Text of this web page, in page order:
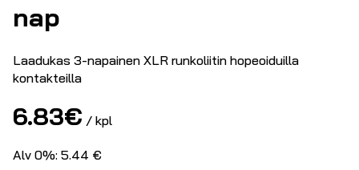
nap
Laadukas 3-napainen XLR runkoliitin hopeoiduilla
kontakteilla
6.83€ / kpl
Alv 0%: 5.44 €